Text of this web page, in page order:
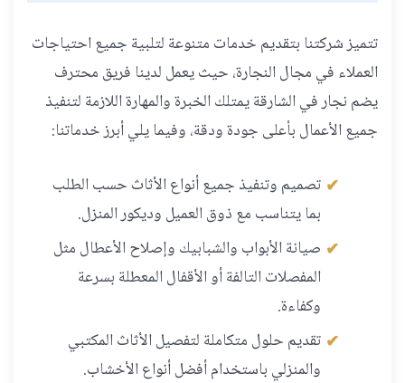
تتميز شركتنا بتقديم خدمات متنوعة لتلبية جميع احتياجات
العملاء في مجال النجارة، حيث يعمل لدينا فريق محترف
يضم نجار في الشارقة يمتلك الخبرة والمهارة اللازمة لتنفيذ
جميع الأعمال بأعلى جودة ودقة، وفيما يلي أبرز خدماتنا:
تصميم وتنفيذ جميع أنواع الأثاث حسب الطلب
بما يتناسب مع ذوق العميل وديكور المنزل.
صيانة الأبواب والشبابيك وإصلاح الأعطال مثل
المفصلات التالفة أو الأقفال المعطلة بسرعة
وكفاءة.
تقديم حلول متكاملة لتفصيل الأثاث المكتبي
والمنزلي باستخدام أفضل أنواع الأخشاب.